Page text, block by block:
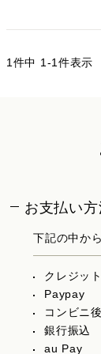
1件中 1-1件表示
お支払い
下記の中か
クレジッ
Paypay
コンビニ
銀行振込
au Pay